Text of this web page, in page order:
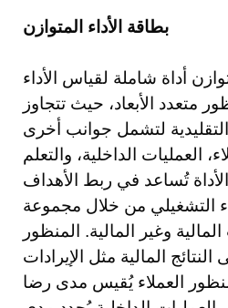
بطاقة الأداء المتوازن
أداة شاملة لقياس الأداء
متعدد الأبعاد، حيث تتجاوز
التقليدية لتشمل جوانب أخرى
العمليات الداخلية، والتعلم
تُساعد في ربط الأهداف
التشغيلي من خلال مجموعة
وغير المالية. المنظور
النتائج المالية مثل الإيرادات
منظور العملاء يُقيس مدى رضا